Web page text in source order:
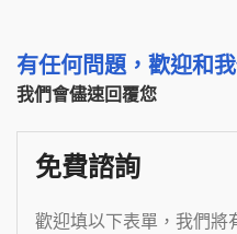
有任何問題，歡迎和
我們會儘速回覆您
免費諮詢
歡迎填以下表單，我們將